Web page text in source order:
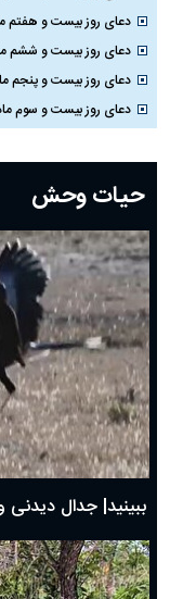
دعای روز بیست و هفتم ماه
دعای روز بیست و ششم ماه
دعای روز بیست و پنجم ماه
دعای روز بیست و سوم ماه رمضان؛
دعای روز بیستم ماه رمضان؛ ۱۹ اسفند
دعای روز هشتم ماه مبارک رمضان؛ ۷
دعای روز هفتم ماه رمضان؛ ۶ اسفند
دعای روز ششم ماه رمضان؛ ۵ اسفند
دعای روز پنجم ماه رمضان؛ ۴ اسفند
دعای روز چهارم ماه مبارک رمضان؛
دعای روز سوم ماه مبارک رمضان؛ ۱۴
دعای روز دوم ماه مبارک رمضان ۱
دعای روز اول ماه مبارک رمضان، ۳۰
حضرت زینب(س) چگونه
بهترین پیامک تبریک روز پدر ۱۴۰۴؛ جملات زیبا و
حیات وحش
ببینید| جدال